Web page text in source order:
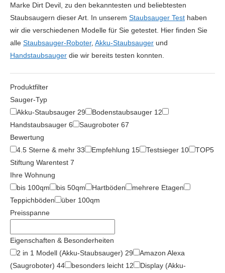
Marke Dirt Devil, zu den bekanntesten und beliebtesten
Staubsaugern dieser Art. In unserem Staubsauger Test haben
wir die verschiedenen Modelle für Sie getestet. Hier finden Sie
alle Staubsauger-Roboter, Akku-Staubsauger und
Handstaubsauger die wir bereits testen konnten.
Produktfilter
Sauger-Typ
Akku-Staubsauger 29 Bodenstaubsauger 12
Handstaubsauger 6 Saugroboter 67
Bewertung
4.5 Sterne & mehr 33 Empfehlung 15 Testsieger 10
TOP5
Stiftung Warentest 7
Ihre Wohnung
bis 100qm
bis 50qm Hartböden
mehrere Etagen
Teppichböden
über 100qm
Preisspanne
Eigenschaften & Besonderheiten
2 in 1 Modell (Akku-Staubsauger) 29
Amazon Alexa
(Saugroboter) 44 besonders leicht 12
Display (Akku-